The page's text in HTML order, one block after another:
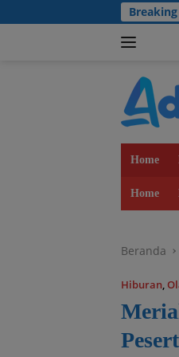
ke
Home
Home
Beranda
Hiburan,